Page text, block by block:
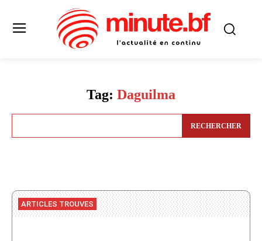
Tag: Daguilma
RECHERCHER
ARTICLES TROUVES